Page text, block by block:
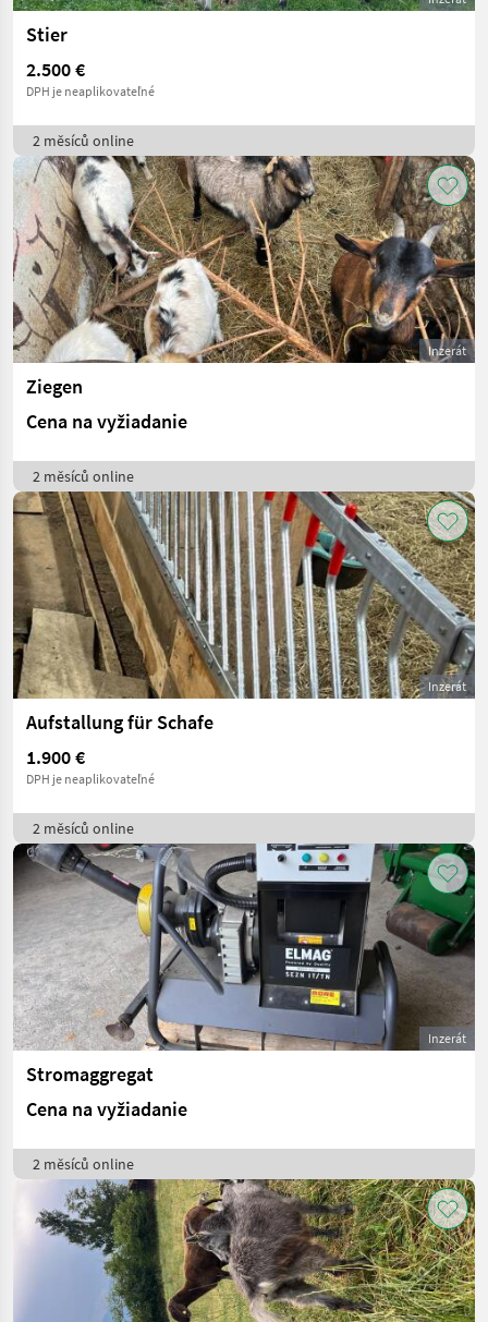
Stier
2.500 €
DPH je neaplikovateľné
2 měsíců online
Inzerát
Ziegen
Cena na vyžiadanie
2 měsíců online
Inzerát
Aufstallung für Schafe
1.900 €
DPH je neaplikovateľné
2 měsíců online
Inzerát
Stromaggregat
Cena na vyžiadanie
2 měsíců online